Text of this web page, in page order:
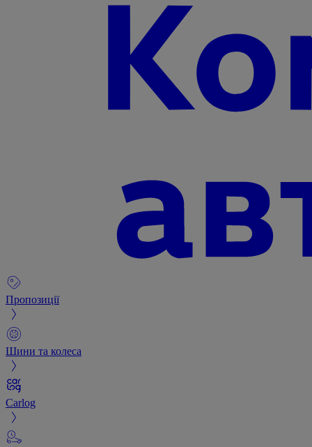
Пропозиції
Шини та колеса
Carlog